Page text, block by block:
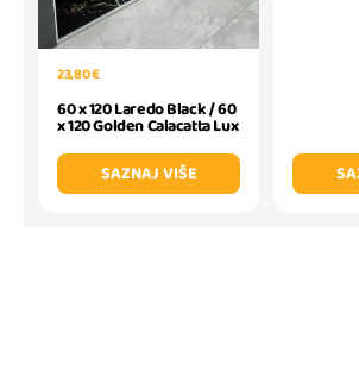
23,80 €
60 x 120 Laredo Black / 60
x 120 Golden Calacatta Lux
SAZNAJ VIŠE